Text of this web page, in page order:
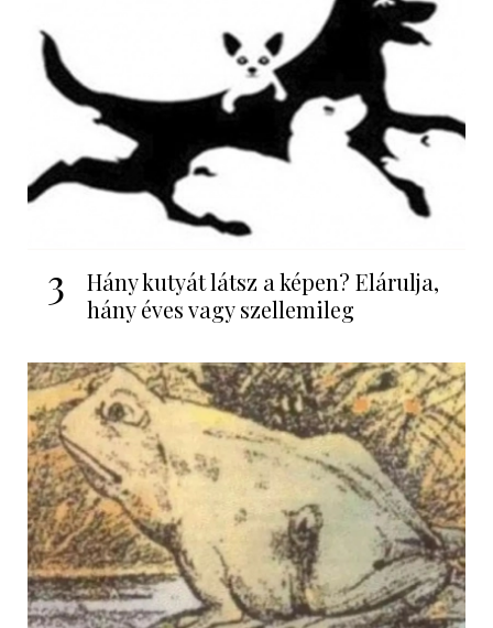
3
Hány kutyát látsz a képen? Elárulja,
hány éves vagy szellemileg